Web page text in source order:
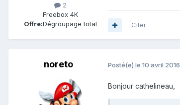
2
Freebox 4K
Offre:Dégroupage total Citer
noreto Posté(e) le 10 avril 2016
Bonjour cathelineau,